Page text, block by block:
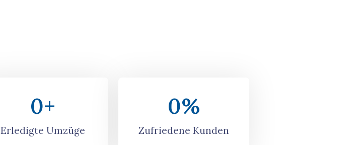
Erledigte Umzüge
0+
Zufriedene Kunden
0%